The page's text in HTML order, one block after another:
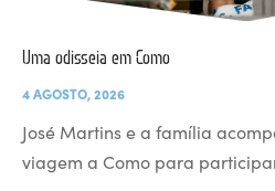
Uma odisseia em Como
4 AGOSTO, 2026
José Martins e a família
viagem a Como para